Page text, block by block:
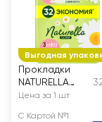
Выгодная
Прокладки
NATURELLA
Ultra Maxi
Цена за 1 шт
С Картой №1